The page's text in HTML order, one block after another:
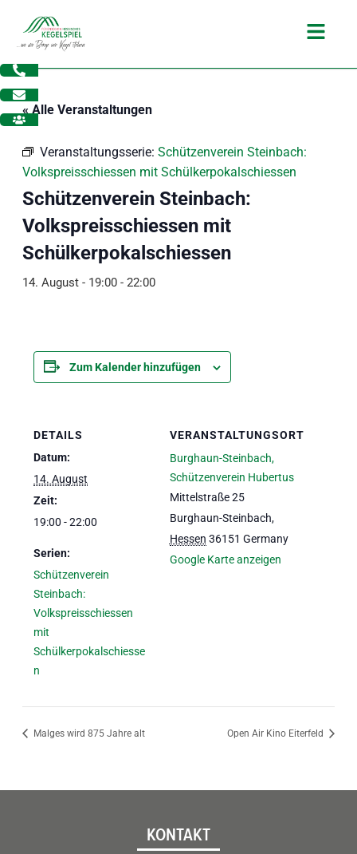
Inhalt
springen
Main
« Alle Veranstaltungen
Veranstaltungsserie: Schützenverein Steinbach:
Volkspreisschiessen mit Schülkerpokalschiessen
Schützenverein Steinbach:
Volkspreisschiessen mit
Schülkerpokalschiessen
14. August - 19:00- 22:00
Zum Kalender hinzufügen
DETAILS
Datum:
14. August
Zeit:
19:00 - 22:00
Serien:
Schützenverein
Steinbach:
Volkspreisschiessen
mit
Schülkerpokalschiesse
n
VERANSTALTUNGSORT
Burghaun-Steinbach,
Schützenverein Hubertus
Mittelstraße 25
Burghaun-Steinbach,
Hessen 36151 Germany
Google Karte anzeigen
Malges wird 875 Jahre alt Open Air Kino Eiterfeld
KONTAKT